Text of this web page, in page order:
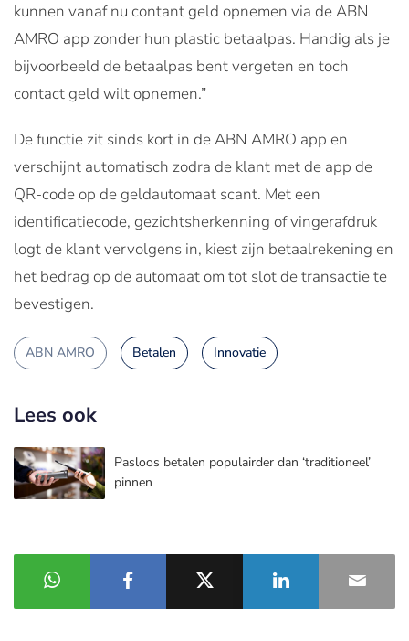
kunnen vanaf nu contant geld opnemen via de ABN
AMRO app zonder hun plastic betaalpas. Handig als je
bijvoorbeeld de betaalpas bent vergeten en toch
contact geld wilt opnemen.”
De functie zit sinds kort in de ABN AMRO app en
verschijnt automatisch zodra de klant met de app de
QR-code op de geldautomaat scant. Met een
identificatiecode, gezichtsherkenning of vingerafdruk
logt de klant vervolgens in, kiest zijn betaalrekening en
het bedrag op de automaat om tot slot de transactie te
bevestigen.
ABN AMRO Betalen Innovatie
Lees ook
Pasloos betalen populairder dan ‘traditioneel’
pinnen